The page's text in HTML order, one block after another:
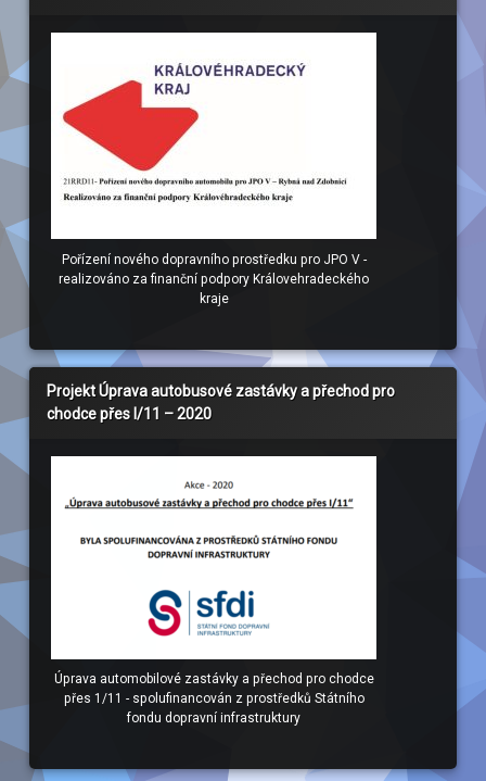
Pořízení nového dopravního prostředku pro JPO V -
realizováno za finanční podpory Královehradeckého
kraje
Projekt Úprava autobusové zastávky a přechod pro
chodce přes I/11 – 2020
Úprava automobilové zastávky a přechod pro chodce
přes 1/11 - spolufinancován z prostředků Státního
fondu dopravní infrastruktury